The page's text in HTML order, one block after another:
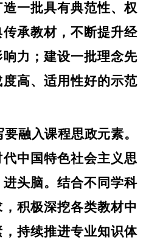
一批具有典范性、权
承教材，不断提升经
力；建设一批理念先
高、适用性好的示范
融入课程思政元素。
中国特色社会主义思
头脑。结合不同学科
积极深挖各类教材中
持续推进专业知识体